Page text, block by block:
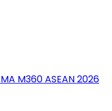
M360 ASEAN 2026